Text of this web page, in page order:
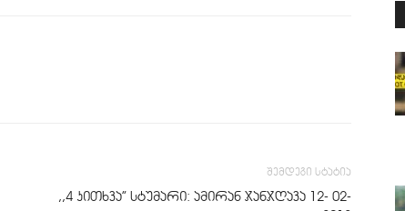
შემდეგი სტატია
,,4 კითხვა” სტუმარი: ამირან ჯანჯღავა 12- 02-